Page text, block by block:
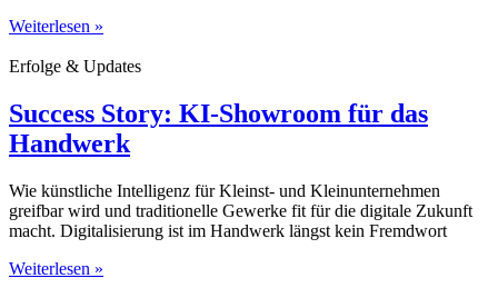
Weiterlesen »
Erfolge & Updates
Success Story: KI-Showroom für das
Handwerk
Wie künstliche Intelligenz für Kleinst- und Kleinunternehmen
greifbar wird und traditionelle Gewerke fit für die digitale Zukunft
macht. Digitalisierung ist im Handwerk längst kein Fremdwort
Weiterlesen »